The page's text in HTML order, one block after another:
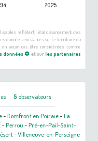
2025
reflètent l'état d'avancement des
données existantes sur le territoire du
aucun cas être considérées comme
données et surles partenaires
5observateurs
-Domfront en Poiraie-La
-Perrou -Pré-en-Pail-Saint-
-Villeneuve-en-Perseigne